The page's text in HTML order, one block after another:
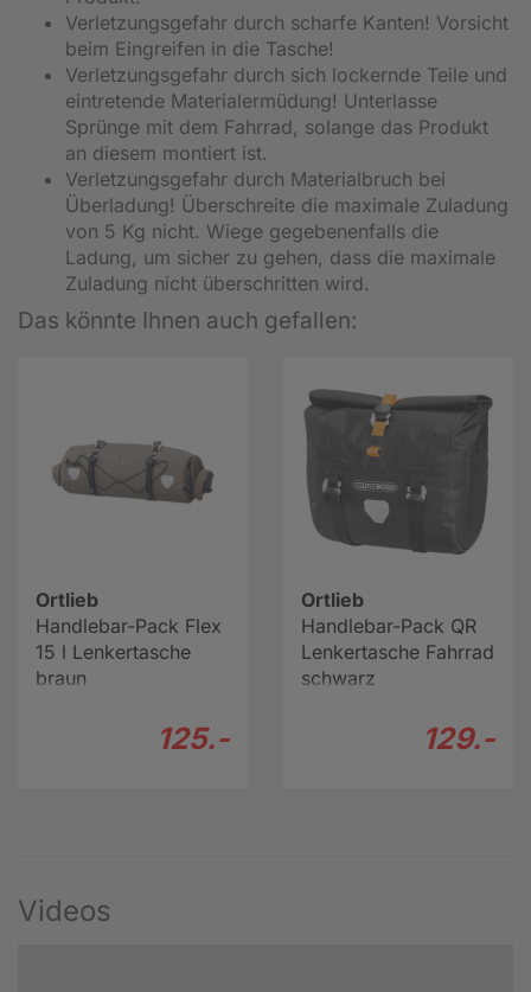
Verletzungsgefahr durch scharfe Kanten! Vorsicht
beim Eingreifen in die Tasche!
Verletzungsgefahr durch sich lockernde Teile und
eintretende Materialermüdung! Unterlasse
Sprünge mit dem Fahrrad, solange das Produkt
an diesem montiert ist.
Verletzungsgefahr durch Materialbruch bei
Überladung! Überschreite die maximale Zuladung
von 5 Kg nicht. Wiege gegebenenfalls die
Ladung, um sicher zu gehen, dass die maximale
Zuladung nicht überschritten wird.
Das könnte Ihnen auch gefallen:
Ortlieb
Handlebar-Pack Flex
15 l Lenkertasche
braun
125.-
Ortlieb
Handlebar-Pack QR
Lenkertasche Fahrrad
schwarz
129.-
Videos